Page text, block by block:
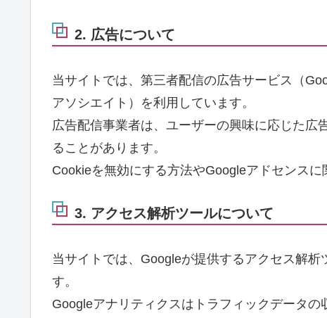
2. 広告について
当サイトでは、第三者配信の広告サービス（
アソシエイト）を利用しています。
広告配信事業者は、ユーザーの興味に応じた広
ることがあります。
Cookieを無効にする方法やGoogleアドセンスに
3. アクセス解析ツールについて
当サイトでは、Googleが提供するアクセス解
す。
Googleアナリティクスはトラフィックデータの